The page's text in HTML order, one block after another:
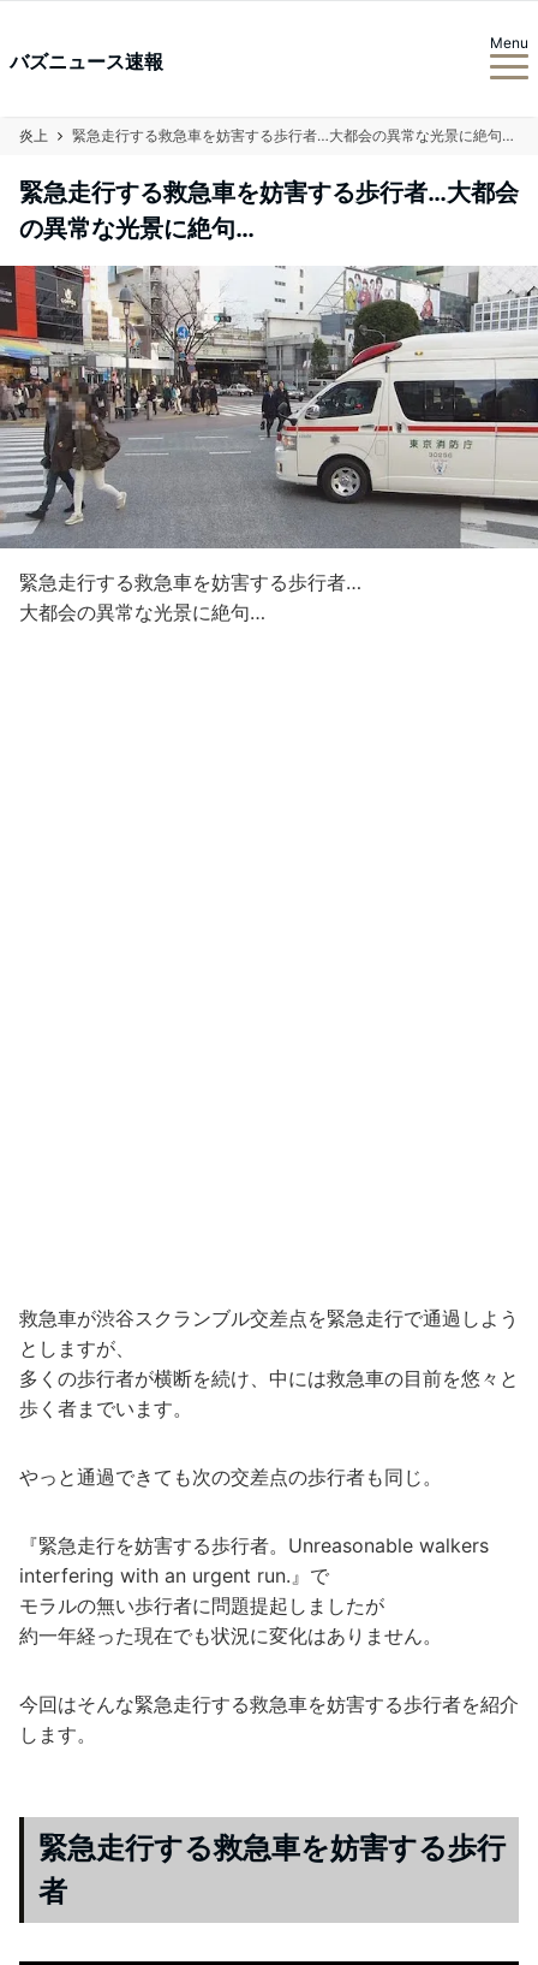
バズニュース速報
Menu
炎上 緊急走行する救急車を妨害する歩行者…大都会の異常な光景に絶句…
緊急走行する救急車を妨害する歩行者…大都会
の異常な光景に絶句…
緊急走行する救急車を妨害する歩行者…
大都会の異常な光景に絶句…
救急車が渋谷スクランブル交差点を緊急走行で通過しよう
としますが、
多くの歩行者が横断を続け、中には救急車の目前を悠々と
歩く者までいます。
やっと通過できても次の交差点の歩行者も同じ。
『緊急走行を妨害する歩行者。Unreasonable walkers
interfering with an urgent run.』で
モラルの無い歩行者に問題提起しましたが
約一年経った現在でも状況に変化はありません。
今回はそんな緊急走行する救急車を妨害する歩行者を紹介
します。
緊急走行する救急車を妨害する歩行
者